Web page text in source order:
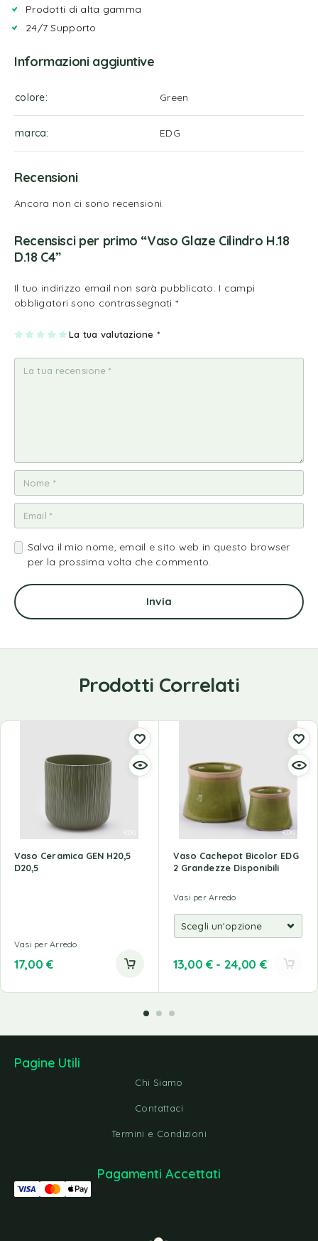
Prodotti di alta gamma
24/7 Supporto
Informazioni aggiuntive
colore Green
marca EDG
Recensioni
Ancora non ci sono recensioni.
Recensisci per primo “Vaso Glaze Cilindro H.18
D.18 C4”
Il tuo indirizzo email non sarà pubblicato. I campi
obbligatori sono contrassegnati *
La tua valutazione *
1
a
2
e
su
5
3
e
su
5
4
e
su
5
5
e
su
5
Salva il mio nome, email e sito web in questo browser
per la prossima volta che commento.
Prodotti Correlati
Vaso Ceramica GEN H20,5
D20,5
Vasi per Arredo
17,00 €
Vaso Cachepot Bicolor EDG
2 Grandezze Disponibili
Vasi per Arredo
13,00 € - 24,00 €
Pagine Utili
Chi Siamo
Contattaci
Termini e Condizioni
Pagamenti Accettati